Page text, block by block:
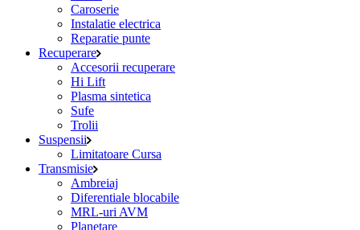
Caroserie
Instalatie electrica
Reparatie punte
Recuperare
Accesorii recuperare
Hi Lift
Plasma sintetica
Sufe
Trolii
Suspensii
Limitatoare Cursa
Transmisie
Ambreiaj
Diferentiale blocabile
MRL-uri AVM
Planetare